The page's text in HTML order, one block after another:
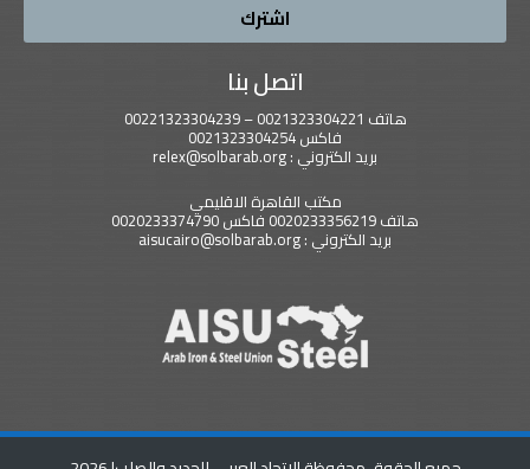
اشترك
اتصل بنا
هاتف 0021323304221 – 00221323304239
فاكس 0021323304254
بريد الكتروني : relex@solbarab.org
مكتب القاهرة الاقليمي
هاتف 0020233356219 فاكس 0020233374790
بريد الكتروني : aisucairo@solbarab.org